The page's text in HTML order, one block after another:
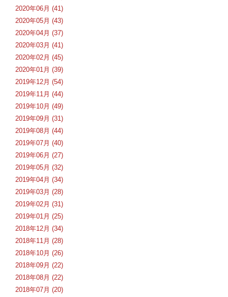
2020年06月 (41)
2020年05月 (43)
2020年04月 (37)
2020年03月 (41)
2020年02月 (45)
2020年01月 (39)
2019年12月 (54)
2019年11月 (44)
2019年10月 (49)
2019年09月 (31)
2019年08月 (44)
2019年07月 (40)
2019年06月 (27)
2019年05月 (32)
2019年04月 (34)
2019年03月 (28)
2019年02月 (31)
2019年01月 (25)
2018年12月 (34)
2018年11月 (28)
2018年10月 (26)
2018年09月 (22)
2018年08月 (22)
2018年07月 (20)